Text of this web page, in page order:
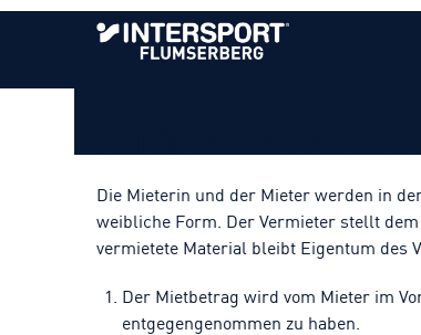
Die Mieterin und der Mieter werden in
weibliche Form. Der Vermieter stellt
vermietete Material bleibt Eigentum des
Der Mietbetrag wird vom Mieter im
entgegengenommen zu haben.